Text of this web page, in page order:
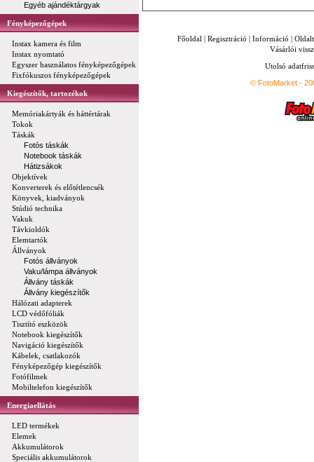
Egyéb ajándéktárgyak
Fényképezőgépek
Instax kamera és film
Instax nyomtató
Egyszer használatos fényképezőgépek
Fixfókuszos fényképezőgépek
Kiegészítők, tartozékok
Memóriakártyák és háttértárak
Tokok
Táskák
Fotós táskák
Notebook táskák
Hátizsákok
Objektívek
Konverterek és előtétlencsék
Könyvek, kiadványok
Stúdió technika
Vakuk
Távkioldók
Elemtartók
Állványok
Fotós állványok
Vaku/lámpa állványok
Állvány táskák
Állvány kiegészítők
Hálózati adapterek
LCD védőfóliák
Tisztító eszközök
Notebook kiegészítők
Navigáció kiegészítők
Kábelek, csatlakozók
Fényképezőgép kiegészítők
Fotófilmek
Mobiltelefon kiegészítők
Energiaellátás
LED termékek
Elemek
Akkumulátorok
Speciális akkumulátorok
Főoldal | Regisztráció | Információ |
Vásárlói
Utolsó
© FotoMarket -